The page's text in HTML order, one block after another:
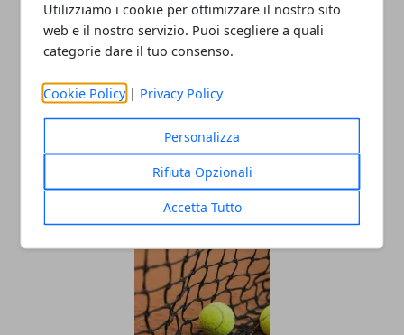
Utilizziamo i cookie per ottimizzare il nostro sito
web e il nostro servizio. Puoi scegliere a quali
categorie dare il tuo consenso.
Cookie Policy | Privacy Policy
Personalizza
Rifiuta Opzionali
Accetta Tutto
Come acquistare una racchetta da
tennis: consigli e suggerimenti